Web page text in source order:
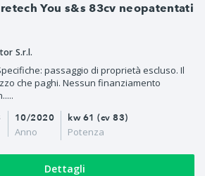
You s&s 83cv neopatentati
S.r.l.
passaggio di proprietà escluso. Il
che paghi. Nessun finanziamento
10/2020
Anno
kw 61 (cv 83)
Potenza
Dettagli